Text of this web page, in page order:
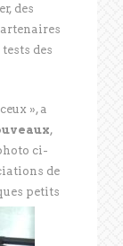
des
des
», a
,
ci-
de
petits